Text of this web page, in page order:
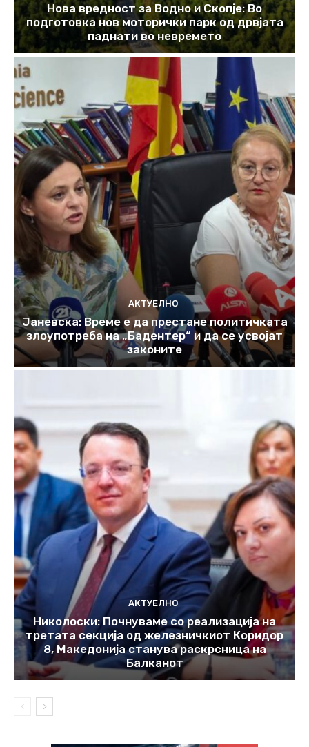
Нова вредност за Водно и Скопје: Во
подготовка нов моторички парк од дрвјата
паднати во невремето
АКТУЕЛНО
Јаневска: Време е да престане политичката
злоупотреба на „Бадентер“ и да се усвојат
законите
АКТУЕЛНО
Николоски: Почнуваме со реализација на
третата секција од железничкиот Коридор
8, Македонија станува раскрсница на
Балканот